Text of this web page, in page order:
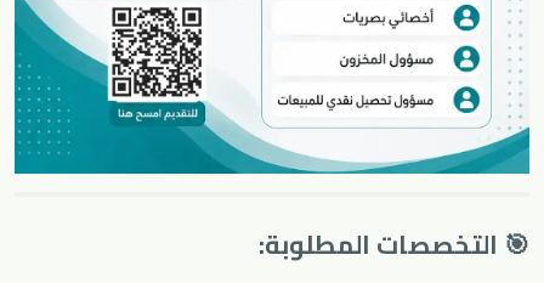
🎯 التخصصات المطلوبة: